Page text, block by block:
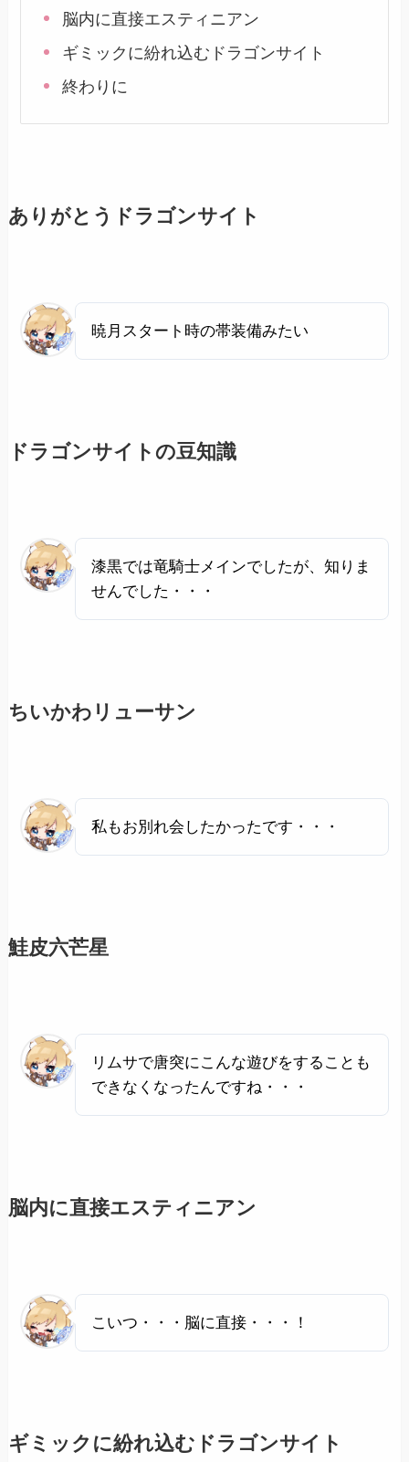
脳内に直接エスティニアン
ギミックに紛れ込むドラゴンサイト
終わりに
ありがとうドラゴンサイト
暁月スタート時の帯装備みたい
ドラゴンサイトの豆知識
漆黒では竜騎士メインでしたが、知りま
せんでした・・・
ちいかわリューサン
私もお別れ会したかったです・・・
鮭皮六芒星
リムサで唐突にこんな遊びをすることも
できなくなったんですね・・・
脳内に直接エスティニアン
こいつ・・・脳に直接・・・！
ギミックに紛れ込むドラゴンサイト